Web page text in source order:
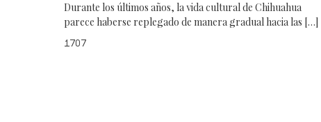
Durante los últimos años, la vida cultural de Chihuahua
parece haberse replegado de manera gradual hacia las […]
1707